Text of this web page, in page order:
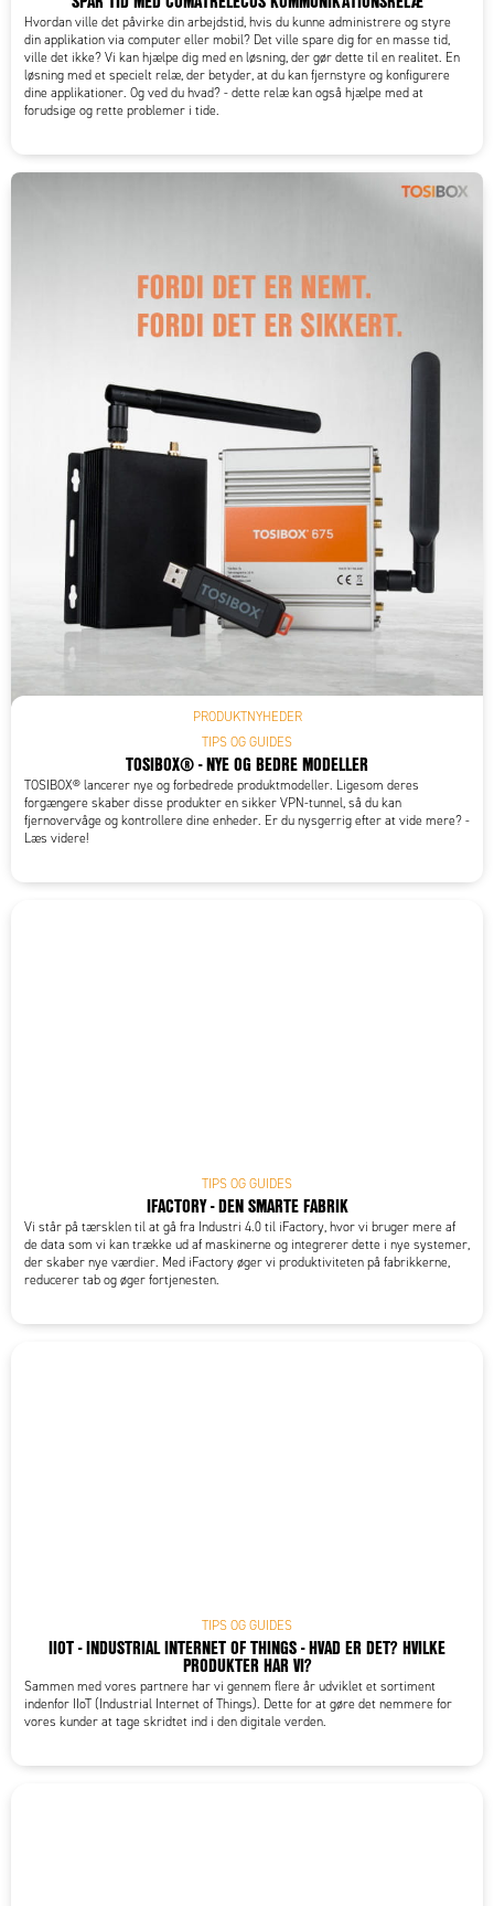
Hvordan ville det påvirke din arbejdstid, hvis du kunne administrere og styre
din applikation via computer eller mobil? Det ville spare dig for en masse tid,
ville det ikke? Vi kan hjælpe dig med en løsning, der gør dette til en realitet. En
løsning med et specielt relæ, der betyder, at du kan fjernstyre og konfigurere
dine applikationer. Og ved du hvad? - dette relæ kan også hjælpe med at
forudsige og rette problemer i tide.
PRODUKTNYHEDER
TIPS OG GUIDES
TOSIBOX® - NYE OG BEDRE MODELLER
TOSIBOX® lancerer nye og forbedrede produktmodeller. Ligesom deres
forgængere skaber disse produkter en sikker VPN-tunnel, så du kan
fjernovervåge og kontrollere dine enheder. Er du nysgerrig efter at vide mere? -
Læs videre!
TIPS OG GUIDES
IFACTORY - DEN SMARTE FABRIK
Vi står på tærsklen til at gå fra Industri 4.0 til iFactory, hvor vi bruger mere af
de data som vi kan trække ud af maskinerne og integrerer dette i nye systemer,
der skaber nye værdier. Med iFactory øger vi produktiviteten på fabrikkerne,
reducerer tab og øger fortjenesten.
TIPS OG GUIDES
IIOT - INDUSTRIAL INTERNET OF THINGS - HVAD ER DET? HVILKE
PRODUKTER HAR VI?
Sammen med vores partnere har vi gennem flere år udviklet et sortiment
indenfor IIoT (Industrial Internet of Things). Dette for at gøre det nemmere for
vores kunder at tage skridtet ind i den digitale verden.